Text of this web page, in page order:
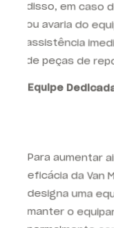
de peças de
minimizando
de
Equipe
manter o
normalmente
operação e
engenheiro de